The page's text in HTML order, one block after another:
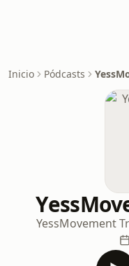
Inicio Pódcasts
YessMovement